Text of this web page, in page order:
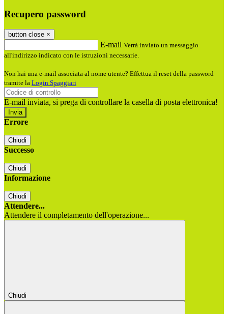
Recupero password
button close ×
E-mail Verrà inviato un messaggio
all'indirizzo indicato con le istruzioni necessarie.
Non hai una e-mail associata al nome utente? Effettua il reset della password
tramite la Login Spaggiari
E-mail inviata, si prega di controllare la casella di posta elettronica!
Errore
Chiudi
Successo
Chiudi
Informazione
Chiudi
Attendere...
Attendere il completamento dell'operazione...
Chiudi